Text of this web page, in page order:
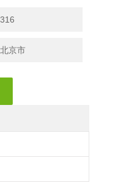
京市